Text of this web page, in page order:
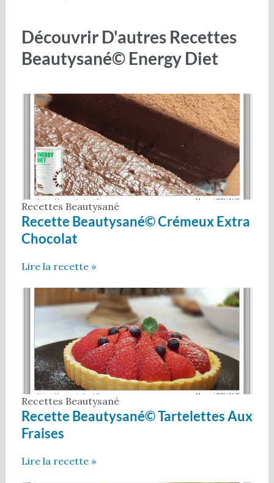
Découvrir D'autres Recettes
Beautysané© Energy Diet
Recettes Beautysané
Recette Beautysané© Crémeux Extra
Chocolat
Lire la recette »
Recettes Beautysané
Recette Beautysané© Tartelettes Aux
Fraises
Lire la recette »